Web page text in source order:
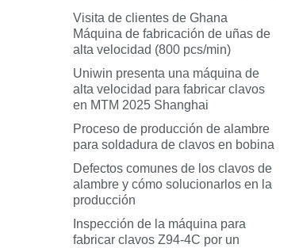
Visita de clientes de Ghana
Máquina de fabricación de uñas de
alta velocidad (800 pcs/min)
Uniwin presenta una máquina de
alta velocidad para fabricar clavos
en MTM 2025 Shanghai
Proceso de producción de alambre
para soldadura de clavos en bobina
Defectos comunes de los clavos de
alambre y cómo solucionarlos en la
producción
Inspección de la máquina para
fabricar clavos Z94-4C por un